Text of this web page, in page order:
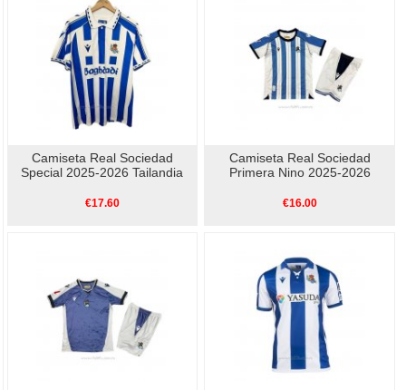
Camiseta Real Sociedad
Special 2025-2026 Tailandia
€17.60
Camiseta Real Sociedad
Primera Nino 2025-2026
€16.00